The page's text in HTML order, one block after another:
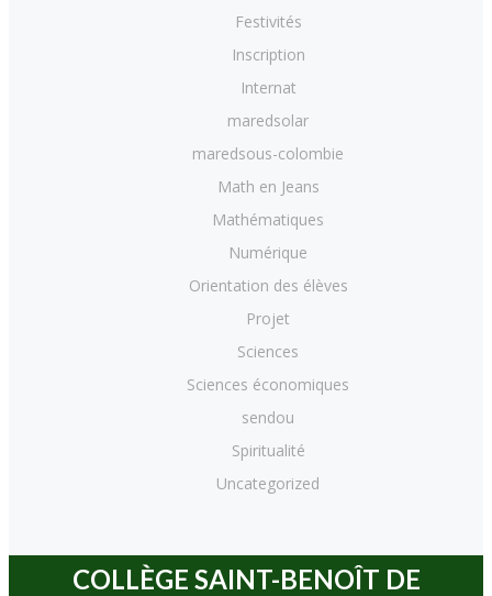
Festivités
Inscription
Internat
maredsolar
maredsous-colombie
Math en Jeans
Mathématiques
Numérique
Orientation des élèves
Projet
Sciences
Sciences économiques
sendou
Spiritualité
Uncategorized
COLLÈGE SAINT-BENOÎT DE